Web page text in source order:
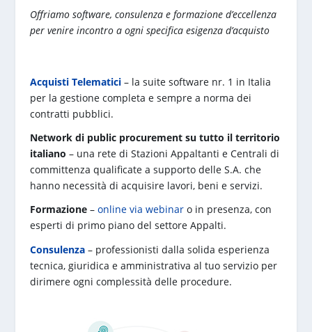
Offriamo software, consulenza e formazione d’eccellenza
per venire incontro a ogni specifica esigenza d’acquisto
Acquisti Telematici– la suite software nr. 1 in Italia
per la gestione completa e sempre a norma dei
contratti pubblici.
Network di public procurement su tutto il territorio
italiano – una rete di Stazioni Appaltanti e Centrali di
committenza qualificate a supporto delle S.A. che
hanno necessità di acquisire lavori, beni e servizi.
Formazione– online via webinaro in presenza, con
esperti di primo piano del settore Appalti.
Consulenza– professionisti dalla solida esperienza
tecnica, giuridica e amministrativa al tuo servizio per
dirimere ogni complessità delle procedure.